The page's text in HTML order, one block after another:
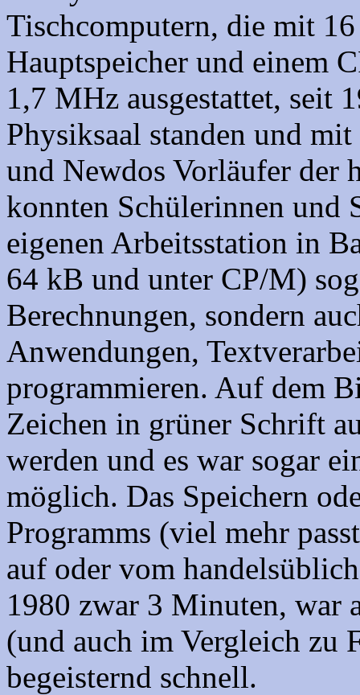
Tischcomputern, die mit
Hauptspeicher und einem
1,7 MHz ausgestattet, seit
Physiksaal standen und
und Newdos Vorläufer der
konnten Schülerinnen und
eigenen Arbeitsstation in
64 kB und unter CP/M)
Berechnungen, sondern
Anwendungen,
programmieren. Auf dem
Zeichen in grüner Schrift
werden und es war sogar
möglich. Das Speichern
Programms (viel mehr
auf oder vom
1980 zwar 3 Minuten, war
(und auch im Vergleich zu
begeisternd schnell.